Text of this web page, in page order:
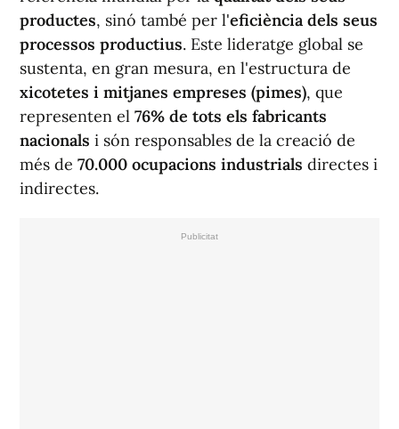
productes, sinó també per l'eficiència dels seus
processos productius. Este lideratge global se
sustenta, en gran mesura, en l'estructura de
xicotetes i mitjanes empreses (pimes), que
representen el 76% de tots els fabricants
nacionals i són responsables de la creació de
més de 70.000 ocupacions industrials directes i
indirectes.